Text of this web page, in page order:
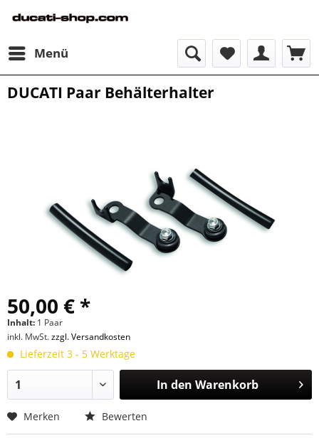
Menü
DUCATI Paar Behälterhalter
50,00 € *
Inhalt: 1 Paar
inkl. MwSt.zzgl. Versandkosten
Lieferzeit 3 - 5 Werktage
In den Warenkorb
Merken Bewerten